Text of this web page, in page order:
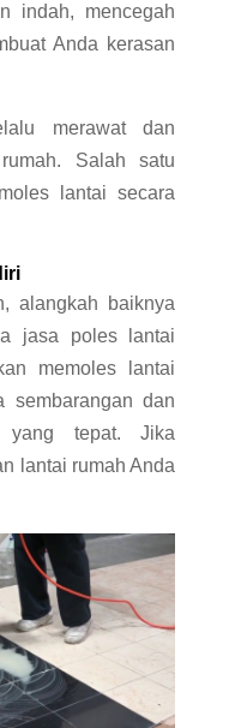
indah, mencegah
Anda kerasan
merawat dan
Salah satu
lantai secara
alangkah baiknya
jasa poles lantai
memoles lantai
sembarangan dan
yang tepat. Jika
lantai rumah Anda